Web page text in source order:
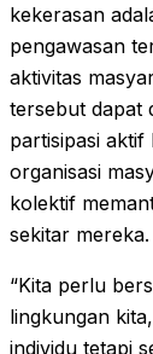
kekerasan
pengawasan
aktivitas
tersebut dapat
partisipasi aktif
organisasi
kolektif
sekitar mereka.
“Kita perlu
lingkungan
individu tetapi